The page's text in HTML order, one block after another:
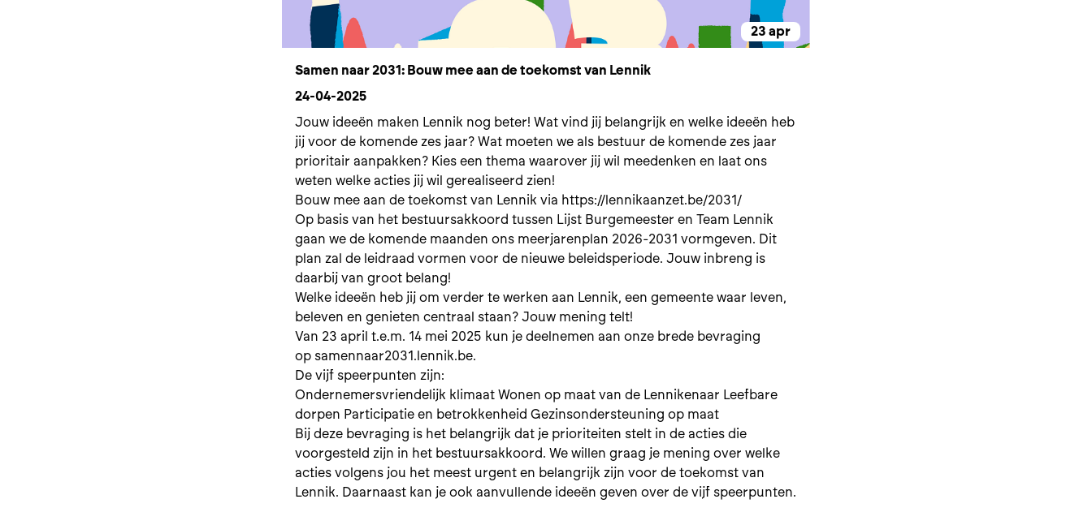
23 apr
Samen naar 2031: Bouw mee aan de toekomst van Lennik
24-04-2025
Jouw ideeën maken Lennik nog beter! Wat vind jij belangrijk en welke ideeën heb
jij voor de komende zes jaar? Wat moeten we als bestuur de komende zes jaar
prioritair aanpakken? Kies een thema waarover jij wil meedenken en laat ons
weten welke acties jij wil gerealiseerd zien!
Bouw mee aan de toekomst van Lennik via https://lennikaanzet.be/2031/
Op basis van het bestuursakkoord tussen Lijst Burgemeester en Team Lennik
gaan we de komende maanden ons meerjarenplan 2026-2031 vormgeven. Dit
plan zal de leidraad vormen voor de nieuwe beleidsperiode. Jouw inbreng is
daarbij van groot belang!
Welke ideeën heb jij om verder te werken aan Lennik, een gemeente waar leven,
beleven en genieten centraal staan? Jouw mening telt!
Van 23 april t.e.m. 14 mei 2025 kun je deelnemen aan onze brede bevraging
op samennaar2031.lennik.be.
De vijf speerpunten zijn:
Ondernemersvriendelijk klimaat Wonen op maat van de Lennikenaar Leefbare
dorpen Participatie en betrokkenheid Gezinsondersteuning op maat
Bij deze bevraging is het belangrijk dat je prioriteiten stelt in de acties die
voorgesteld zijn in het bestuursakkoord. We willen graag je mening over welke
acties volgens jou het meest urgent en belangrijk zijn voor de toekomst van
Lennik. Daarnaast kan je ook aanvullende ideeën geven over de vijf speerpunten.